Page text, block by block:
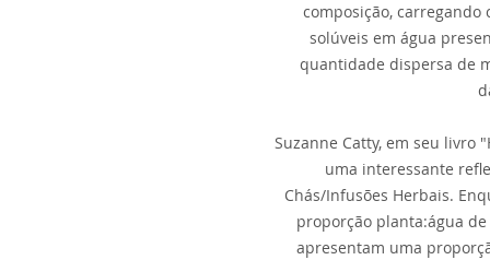
composição,
solúveis em água
quantidade dispersa de
Suzanne Catty, em seu livro
uma interessante
Chás/Infusões Herbais.
proporção planta:água
apresentam uma